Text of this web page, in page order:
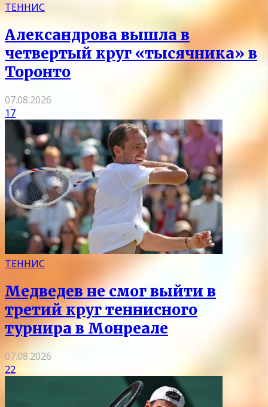
ТЕННИС
Александрова вышла в
четвертый круг «тысячника» в
Торонто
07.08.2026
17
ТЕННИС
Медведев не смог выйти в
третий круг теннисного
турнира в Монреале
07.08.2026
22